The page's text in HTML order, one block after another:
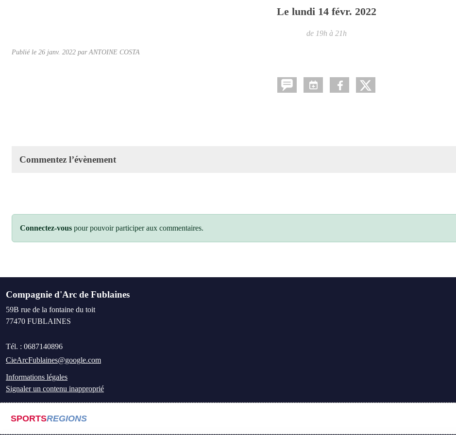
Le lundi 14 févr. 2022
de 19h à 21h
Publié le 26 janv. 2022 par ANTOINE COSTA
Commentez l’évènement
Connectez-vous pour pouvoir participer aux commentaires.
Compagnie d'Arc de Fublaines
59B rue de la fontaine du toit
77470 FUBLAINES
Tél. : 0687140896
CieArcFublaines@google.com
Informations légales
Signaler un contenu inapproprié
SPORTSREGIONS